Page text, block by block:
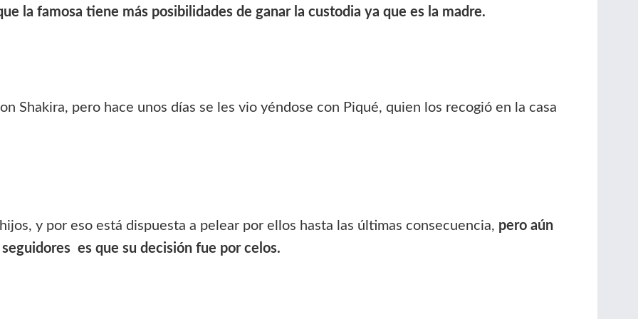
la famosa tiene más posibilidades de ganar la custodia ya que es la madre.
Shakira, pero hace unos días se les vio yéndose con Piqué, quien los recogió en la casa
y por eso está dispuesta a pelear por ellos hasta las últimas consecuencia, pero aún
es que su decisión fue por celos.